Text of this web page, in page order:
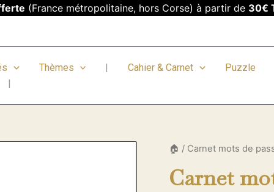
(France métropolitaine, hors Corse) à partir de 30€
Thèmes | Cahier & Carnet
Puzzle
|
🏠 / Carnet mots de
Carnet
quantité
Carnet
mots